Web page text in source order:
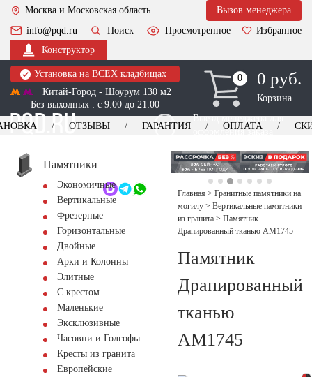
Москва и Московская область
Вызов менеджера
info@pqd.ru
Поиск Просмотренное
Избранное
Конструктор
Установка на ВСЕХ кладбищах
Китай-Город - Шоурум 130 м2
Без выходных : с 9:00 до 21:00
0
0 0 руб.
Корзина
Выезд менеджера для
оформления заказа
+7 (495) 518-44-23
Обратный звонок
ОТЗЫВЫ ГАРАНТИЯ ОПЛАТА
Памятники
Экономичные
Вертикальные
Фрезерные
Горизонтальные
Двойные
Арки и Колонны
Элитные
С крестом
Маленькие
Эксклюзивные
Часовни и Голгофы
Кресты из гранита
Европейские
Главная > Гранитные памятники на
могилу > Вертикальные памятники
из гранита > Памятник
Драпированный тканью AM1745
Памятник
Драпированный
тканью
AM1745